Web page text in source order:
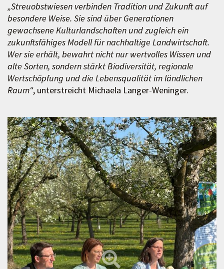
„Streuobstwiesen verbinden Tradition und Zukunft auf
besondere Weise. Sie sind über Generationen
gewachsene Kulturlandschaften und zugleich ein
zukunftsfähiges Modell für nachhaltige Landwirtschaft.
Wer sie erhält, bewahrt nicht nur wertvolles Wissen und
alte Sorten, sondern stärkt Biodiversität, regionale
Wertschöpfung und die Lebensqualität im ländlichen
Raum“, unterstreicht Michaela Langer-Weninger.